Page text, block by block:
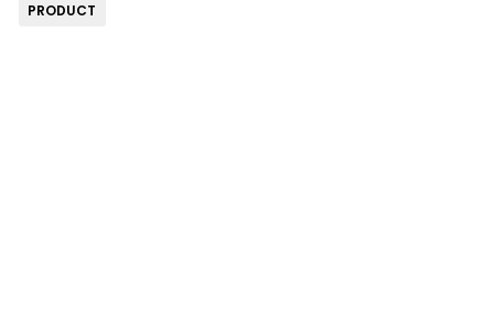
PRODUCT